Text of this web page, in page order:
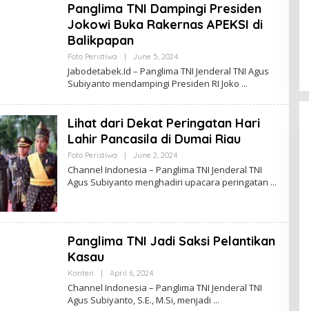
L
I
N
S
I
Panglima TNI Dampingi Presiden
Jokowi Buka Rakernas APEKSI di
Balikpapan
Foto Peristiwa June 5, 2024B
Y
C
H
N
E
L
I
O
N
A
Jabodetabek.Id – Panglima TNI Jenderal TNI Agus
Subiyanto mendampingi Presiden RI Joko
Lihat dari Dekat Peringatan Hari
Lahir Pancasila di Dumai Riau
Foto Peristiwa June 2, 2024B
Y
C
H
E
E
S
Channel Indonesia – Panglima TNI Jenderal TNI
Agus Subiyanto menghadiri upacara peringatan
Panglima TNI Jadi Saksi Pelantikan
Kasau
Konten April 6, 2024B
Y
C
H
Channel Indonesia – Panglima TNI Jenderal TNI
Agus Subiyanto, S.E., M.Si, menjadi
Pria Diduga Bunuh Diri di Jalur Rel
KA Blambangan-Pasar Senen,
Kepala Putus Hingga Kaki Korban
Hancur
In Foto Peristiwa